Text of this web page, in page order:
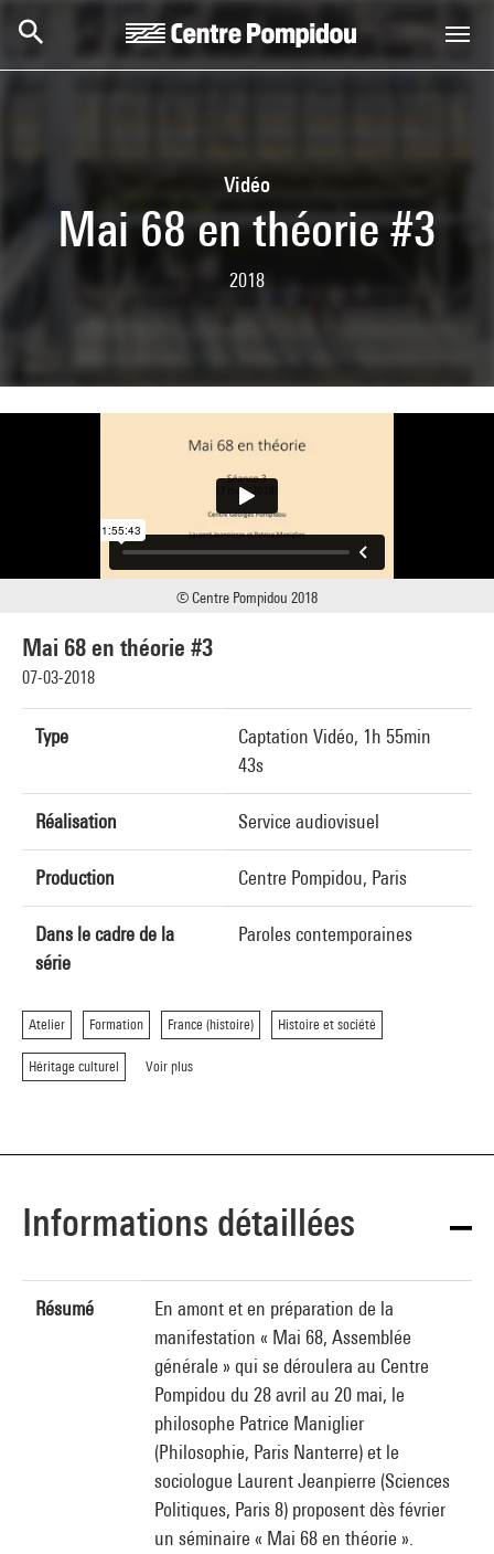
Vidéo
Mai 68 en théorie #3
2018
Mai 68 en théorie #3
07-03-2018
Type
Captation Vidéo, 1h 55min
43s
Réalisation Service audiovisuel
Production Centre Pompidou, Paris
Dans le cadre de la
série
Paroles contemporaines
Atelier Formation France (histoire) Histoire et société
Héritage culturel Voir plus
© Centre Pompidou 2018
Informations détaillées
Résumé
En amont et en préparation de la
manifestation « Mai 68, Assemblée
générale » qui se déroulera au Centre
Pompidou du 28 avril au 20 mai, le
philosophe Patrice Maniglier
(Philosophie, Paris Nanterre) et le
sociologue Laurent Jeanpierre (Sciences
Politiques, Paris 8) proposent dès février
un séminaire « Mai 68 en théorie ».